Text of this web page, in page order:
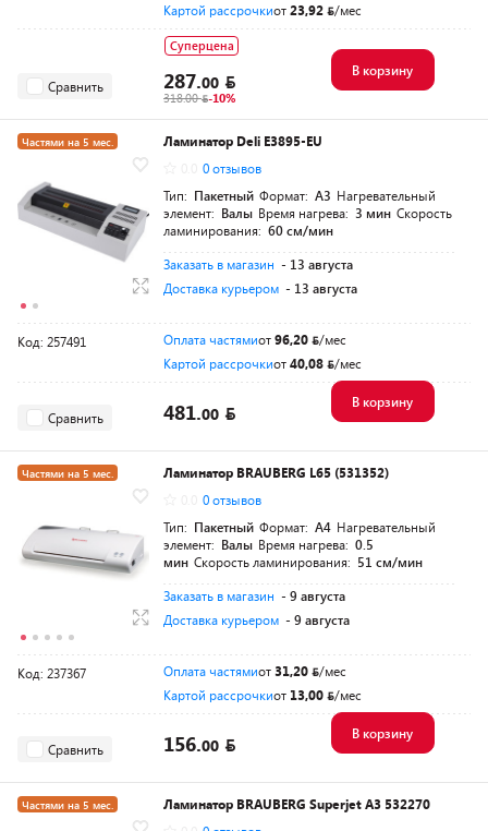
Картой рассрочкиот23,92 /мес
Сравнить
Суперцена
287.00
318.00 -10%
В корзину
Частями на 5 мес.
Ламинатор Deli E3895-EU
0 отзывов
Тип: Пакетный Формат: A3 Нагревательный
элемент: Валы Время нагрева: 3 мин Скорость
ламинирования: 60 см/мин
Заказать в магазин - 13 августа
Доставка курьером - 13 августа
Код: 257491 Оплата частямиот96,20
/мес
Картой рассрочкиот40,08 /мес
Сравнить 481.00
В корзину
Частями на 5 мес.
Ламинатор BRAUBERG L65 (531352)
0 отзывов
Тип: Пакетный Формат: A4 Нагревательный
элемент: Валы Время нагрева: 0.5
мин Скорость ламинирования: 51 см/мин
Заказать в магазин - 9 августа
Доставка курьером - 9 августа
Код: 237367 Оплата частямиот31,20
/мес
Картой рассрочкиот 13,00 /мес
Сравнить 156.00
В корзину
Частями на 5 мес.
Ламинатор BRAUBERG Superjet A3 532270